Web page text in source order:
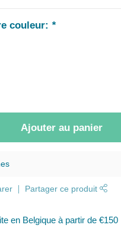
couleur: *
Ajouter au panier
Partager ce produit
en Belgique à partir de €150